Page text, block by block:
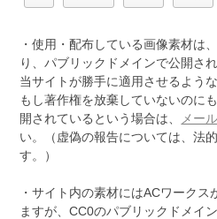
・使用・配布している画像素材は
り、パブリックドメインで公開さ
当サイトが勝手に適用させるよう
もし著作権を放棄していないのに
開されているという場合は、
メー
い。（虚偽の報告については、法
す。）
・サイト内の素材にはACワーク
ますが、CC0のパブリックドメイ